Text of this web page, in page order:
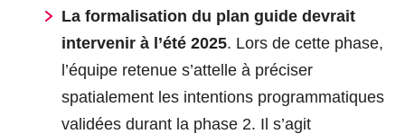
La formalisation du plan guide devrait
intervenir à l’été 2025. Lors de cette phase,
l’équipe retenue s’attelle à préciser
spatialement les intentions programmatiques
validées durant la phase 2. Il s’agit